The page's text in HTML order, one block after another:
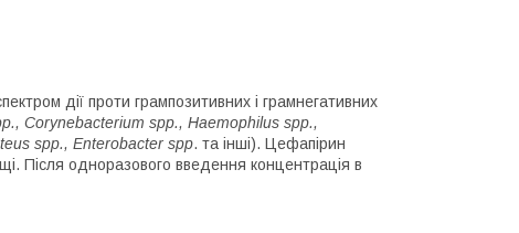
дії проти грампозитивних і грамнегативних
Corynebacterium spp., Haemophilus spp.,
spp., Enterobacter spp. та інші). Цефапірин
Після одноразового введення концентрація в